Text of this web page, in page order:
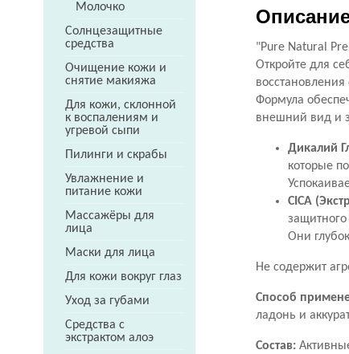
Молочко
Солнцезащитные
средства
Очищение кожи и
снятие макияжа
Для кожи, склонной
к воспалениям и
угревой сыпи
Пилинги и скрабы
Увлажнение и
питание кожи
Массажёры для
лица
Маски для лица
Для кожи вокруг глаз
Уход за губами
Средства с
экстрактом алоэ
"Pure Natural
Откройте для
Формула
внешний вид и
Дикалий
которые
CICA
Они
Не содержит
Способ
ладонь и
Состав: